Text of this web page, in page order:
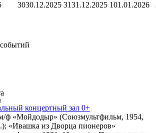
3030.12.2025 3131.12.2025 101.01.2026
концертный зал 0+
ф «Мойдодыр» (Союзмультфильм, 1954,
«Ивашка из Дворца пионеров»